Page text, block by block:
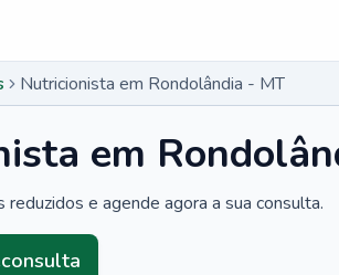
Nutricionista em Rondolândia - MT
em
e agende agora a sua consulta.